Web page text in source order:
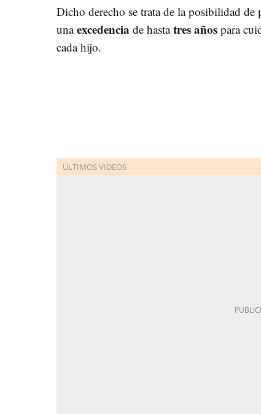
Dicho derecho se trata de la posibilidad de
unaexcedencia de hastatres años para
cada hijo.